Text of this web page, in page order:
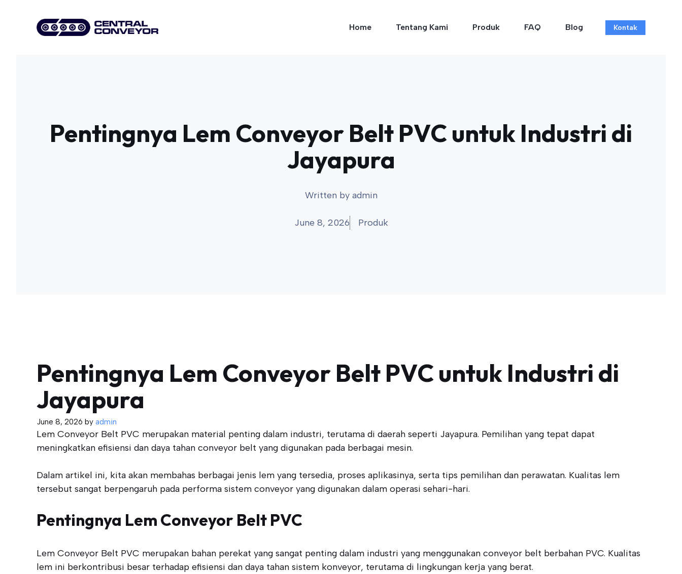
Home Tentang Kami Produk FAQ Blog Kontak
Pentingnya Lem Conveyor Belt PVC untuk Industri di
Jayapura
Written by admin
June 8, 2026 Produk
Pentingnya Lem Conveyor Belt PVC untuk Industri di
Jayapura
June 8, 2026 by admin
Lem Conveyor Belt PVC merupakan material penting dalam industri, terutama di daerah seperti Jayapura. Pemilihan yang tepat dapat
meningkatkan efisiensi dan daya tahan conveyor belt yang digunakan pada berbagai mesin.
Dalam artikel ini, kita akan membahas berbagai jenis lem yang tersedia, proses aplikasinya, serta tips pemilihan dan perawatan. Kualitas lem
tersebut sangat berpengaruh pada performa sistem conveyor yang digunakan dalam operasi sehari-hari.
Pentingnya Lem Conveyor Belt PVC
Lem Conveyor Belt PVC merupakan bahan perekat yang sangat penting dalam industri yang menggunakan conveyor belt berbahan PVC. Kualitas
lem ini berkontribusi besar terhadap efisiensi dan daya tahan sistem konveyor, terutama di lingkungan kerja yang berat.